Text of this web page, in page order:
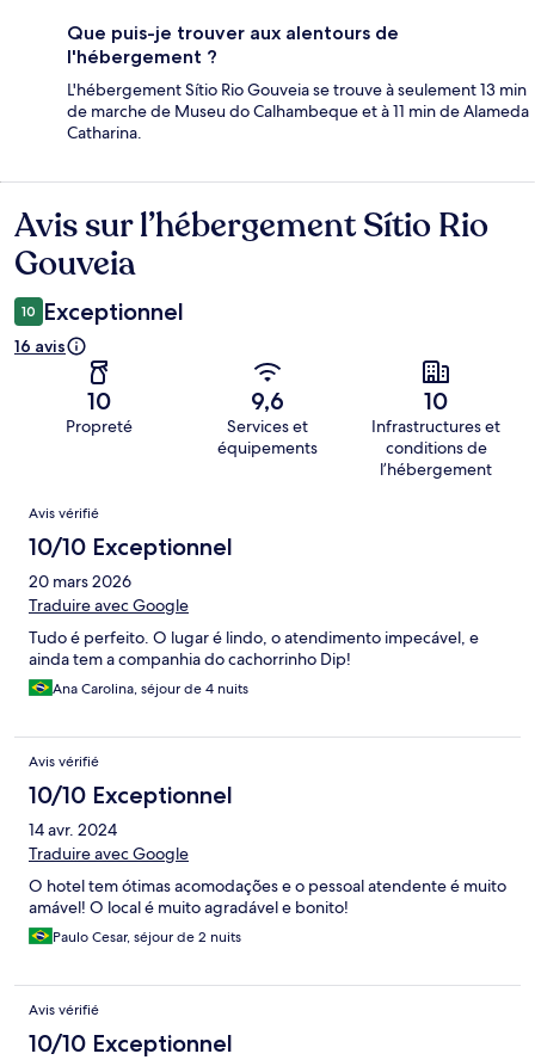
Que puis-je trouver aux alentours de
l'hébergement ?
L'hébergement Sítio Rio Gouveia se trouve à seulement 13 min
de marche de Museu do Calhambeque et à 11 min de Alameda
Catharina.
Avis
Avis sur l’hébergement Sítio Rio
Gouveia
10 Exceptionnel
16 avis
10
Propreté
9,6
Services et
équipements
10
Infrastructures et
conditions de
l’hébergement
Avis
Avis vérifié
10/10 Exceptionnel
20 mars 2026
Traduire avec Google
Tudo é perfeito. O lugar é lindo, o atendimento impecável, e
ainda tem a companhia do cachorrinho Dip!
Ana Carolina, séjour de 4 nuits
Avis vérifié
10/10 Exceptionnel
14 avr. 2024
Traduire avec Google
O hotel tem ótimas acomodações e o pessoal atendente é muito
amável! O local é muito agradável e bonito!
Paulo Cesar, séjour de 2 nuits
Avis vérifié
10/10 Exceptionnel